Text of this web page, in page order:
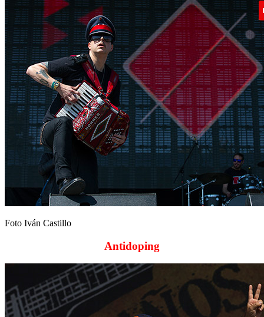
Foto Iván Castillo
Antidoping